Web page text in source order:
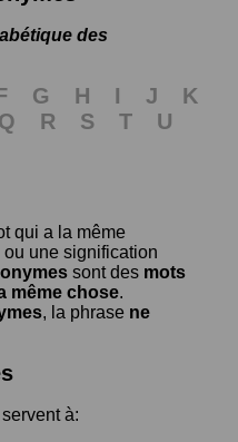
des
G H I J
K
Q R S T
U
qui a la même
une signification
sont des mots
même chose.
, la phrase ne
servent à: